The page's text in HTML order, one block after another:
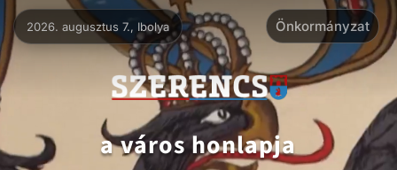
Önkormányzat
Videólejátszó
a város honlapja
2026. augusztus 7., Ibolya